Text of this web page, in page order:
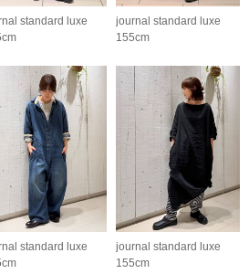
standard luxe
journal standard luxe
155cm
standard luxe
journal standard luxe
155cm